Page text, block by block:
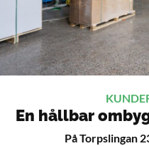
En hållbar
På Torpslingan